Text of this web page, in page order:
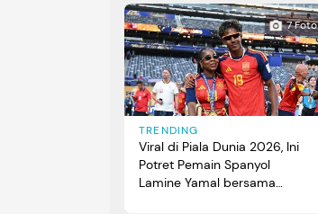
7 Foto
TRENDING
Viral di Piala Dunia 2026, Ini
Potret Pemain Spanyol
Lamine Yamal bersama